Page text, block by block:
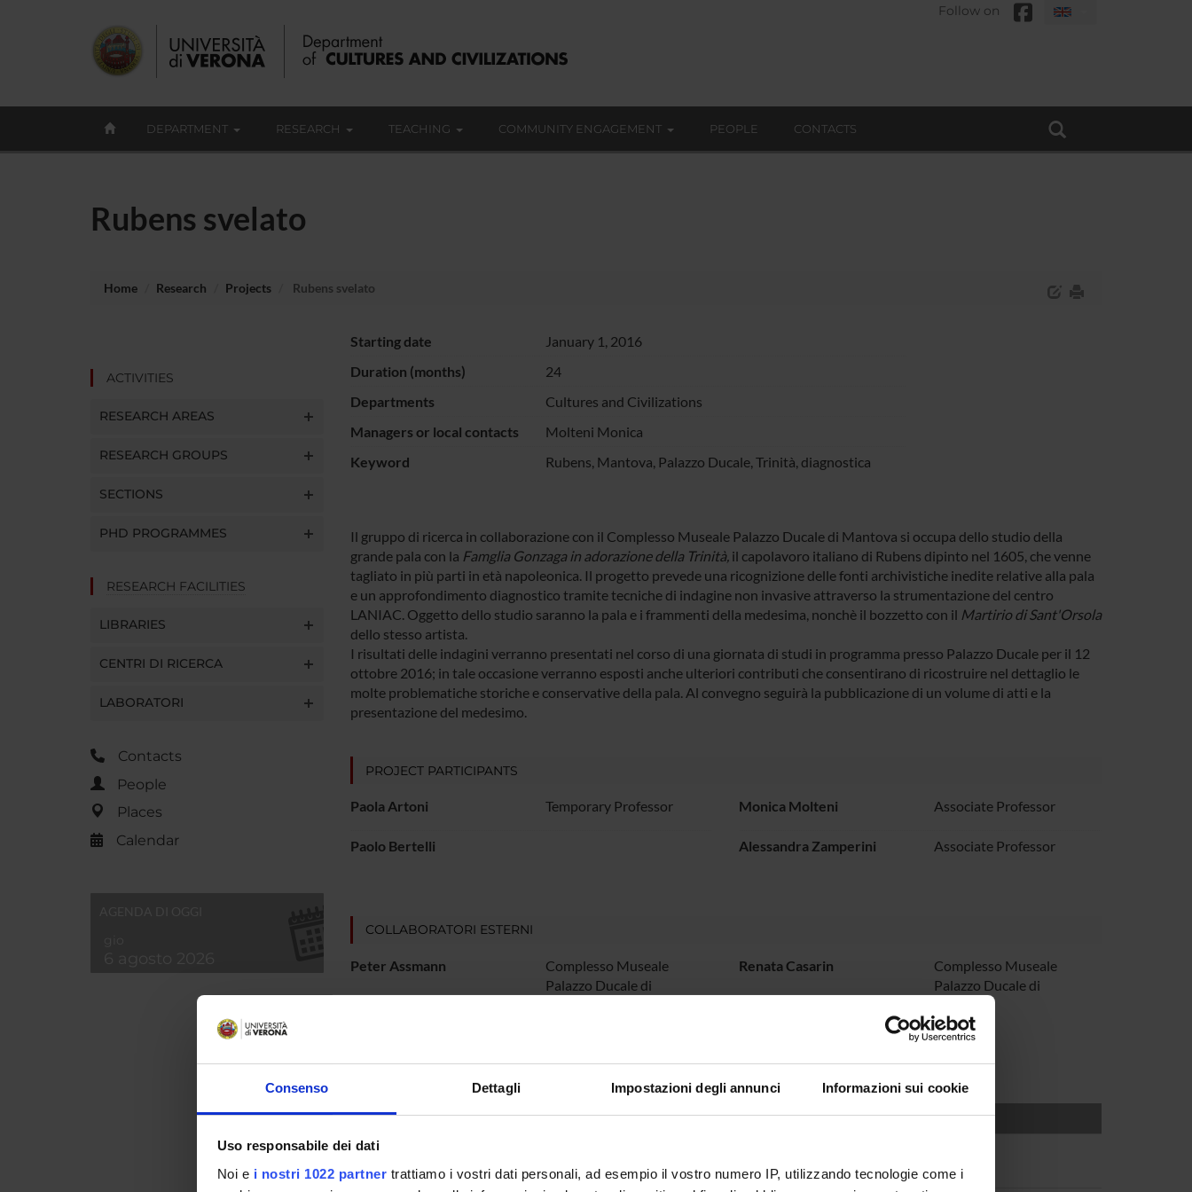
Consenso Dettagli Impostazioni degli annunci Informazioni sui cookie
Uso responsabile dei dati
Noi e i nostri 1022 partner trattiamo i vostri dati personali, ad esempio il vostro numero IP, utilizzando tecnologie come i
Follow on
DEPARTMENT RESEARCH TEACHING COMMUNITY ENGAGEMENT PEOPLE CONTACTS
Rubens svelato
Home Research Projects Rubens svelato
ACTIVITIES
RESEARCH AREAS
RESEARCH GROUPS
SECTIONS
PHD PROGRAMMES
RESEARCH FACILITIES
LIBRARIES
CENTRI DI RICERCA
LABORATORI
Contacts
People
Places
Calendar
Starting date
January 1, 2016
Duration (months)
24
Departments
Cultures and Civilizations
Managers or local contacts
Molteni Monica
Keyword
Rubens, Mantova, Palazzo Ducale, Trinità, diagnostica
Il gruppo di ricerca in collaborazione con il Complesso Museale Palazzo Ducale di Mantova si occupa dello studio della
grande pala con la Famglia Gonzaga in adorazione della Trinità, il capolavoro italiano di Rubens dipinto nel 1605, che venne
tagliato in più parti in età napoleonica. Il progetto prevede una ricognizione delle fonti archivistiche inedite relative alla pala
e un approfondimento diagnostico tramite tecniche di indagine non invasive attraverso la strumentazione del centro
LANIAC. Oggetto dello studio saranno la pala e i frammenti della medesima, nonchè il bozzetto con il Martirio di Sant'Orsola
dello stesso artista.
I risultati delle indagini verranno presentati nel corso di una giornata di studi in programma presso Palazzo Ducale per il 12
ottobre 2016; in tale occasione verranno esposti anche ulteriori contributi che consentirano di ricostruire nel dettaglio le
molte problematiche storiche e conservative della pala. Al convegno seguirà la pubblicazione di un volume di atti e la
presentazione del medesimo.
PROJECT PARTICIPANTS
Paola Artoni Temporary Professor
Paolo Bertelli
Monica Molteni Associate Professor
Alessandra Zamperini Associate Professor
COLLABORATORI ESTERNI
Peter Assmann
Complesso Museale
Palazzo Ducale di
Renata Casarin
Complesso Museale
Palazzo Ducale di
RESEARCH AREAS INVOLVED IN THE PROJECT
Storia e Antropologia
Cultural heritage, cultural identities and memories